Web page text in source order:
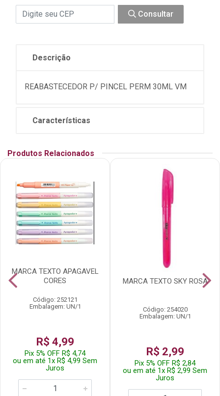
Consultar
Descrição
REABASTECEDOR P/ PINCEL PERM 30ML VM
Características
Produtos Relacionados
MARCA TEXTO APAGAVEL
CORES
Código: 252121
Embalagem: UN/1
R$ 4,99
Pix 5% OFF R$ 4,74
ou em até 1x R$ 4,99 Sem
Juros
MARCA TEXTO SKY ROSA
Código: 254020
Embalagem: UN/1
R$ 2,99
Pix 5% OFF R$ 2,84
ou em até 1x R$ 2,99 Sem
Juros